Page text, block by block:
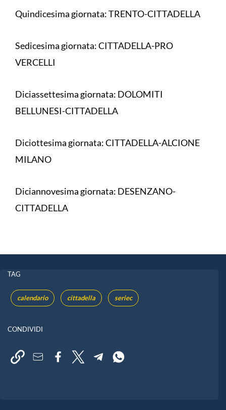
Quindicesima giornata: TRENTO-CITTADELLA
Sedicesima giornata: CITTADELLA-PRO
VERCELLI
Diciassettesima giornata: DOLOMITI
BELLUNESI-CITTADELLA
Diciottesima giornata: CITTADELLA-ALCIONE
MILANO
Diciannovesima giornata: DESENZANO-
CITTADELLA
TAG
calendario cittadella seriec
CONDIVIDI